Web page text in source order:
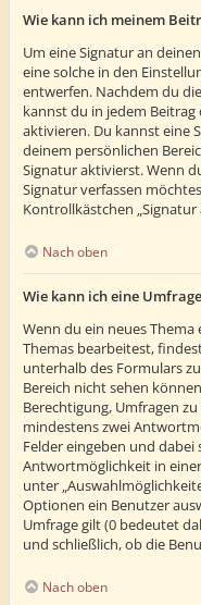
Wie kann ich meinem
Um eine Signatur an
eine solche in den
entwerfen. Nachdem du
kannst du in jedem Beitrag
aktivieren. Du kannst eine
deinem persönlichen
Signatur aktivierst. Wenn
Signatur verfassen
Kontrollkästchen
Nach oben
Wie kann ich eine
Wenn du ein neues
Themas bearbeitest,
unterhalb des Formulars
Bereich nicht sehen
Berechtigung, Umfragen
mindestens zwei
Felder eingeben und dabei
Antwortmöglichkeit in
unter
Optionen ein Benutzer
Umfrage gilt (0 bedeutet
und schließlich, ob die
Nach oben